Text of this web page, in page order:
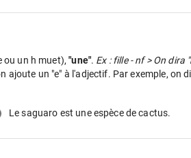
ou un h muet),"une". Ex : fille - nf > On dira "
ajoute un "e" à l'adjectif. Par exemple, on
Le saguaro est une espèce de cactus.